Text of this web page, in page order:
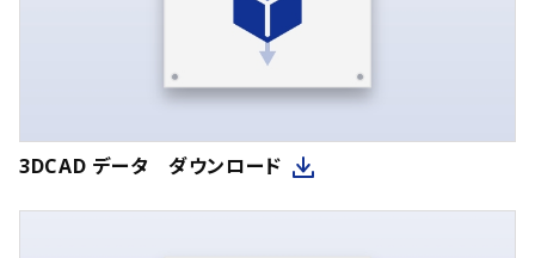
3DCAD データ ダウンロード